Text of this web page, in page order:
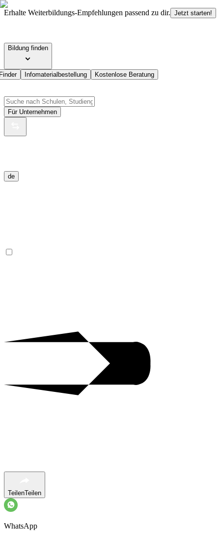
Erhalte Weiterbildungs-Empfehlungen passend zu dir. Jetzt starten!
Bildung finden
Infomaterialbestellung Kostenlose Beratung
Für Unternehmen
de
TeilenTeilen
WhatsApp